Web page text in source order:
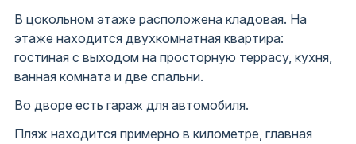
В цокольном этаже расположена кладовая. На
этаже находится двухкомнатная квартира:
гостиная с выходом на просторную террасу, кухня,
ванная комната и две спальни.
Во дворе есть гараж для автомобиля.
Пляж находится примерно в километре, главная